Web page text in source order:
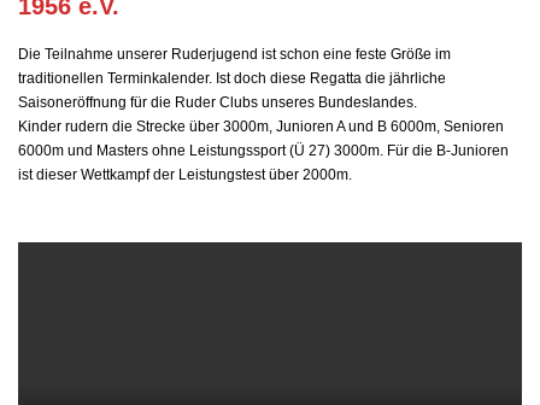
1956 e.V.
Die Teilnahme unserer Ruderjugend ist schon eine feste Größe im
traditionellen Terminkalender. Ist doch diese Regatta die jährliche
Saisoneröffnung für die Ruder Clubs unseres Bundeslandes.
Kinder rudern die Strecke über 3000m, Junioren A und B 6000m, Senioren
6000m und Masters ohne Leistungssport (Ü 27) 3000m. Für die B-Junioren
ist dieser Wettkampf der Leistungstest über 2000m.